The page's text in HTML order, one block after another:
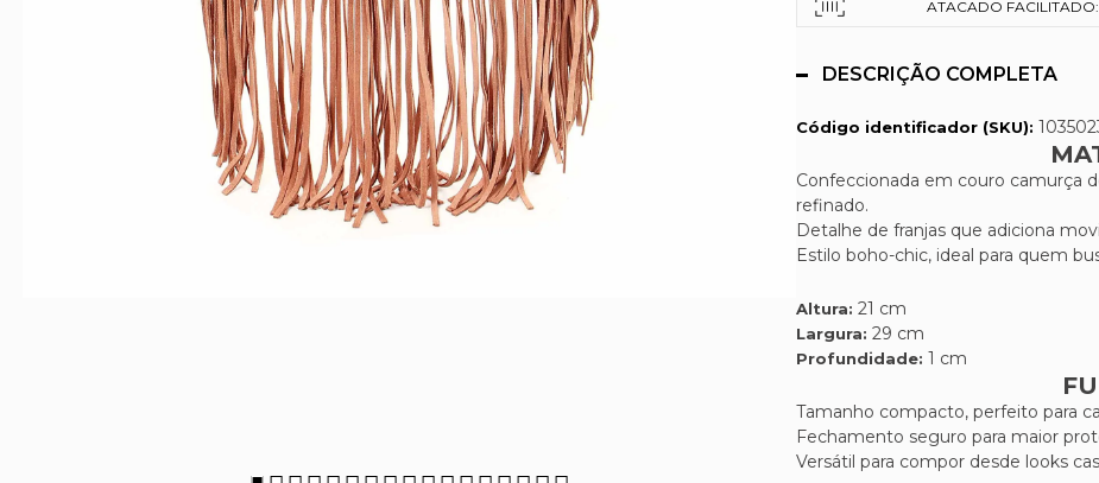
ATACADO
DESCRIÇÃO COMPLETA
Código identificador (SKU):
Confeccionada em couro camurça
refinado.
Detalhe de franjas que adiciona
Estilo boho-chic, ideal para quem
Altura: 21 cm
Largura: 29 cm
Profundidade: 1 cm
Tamanho compacto, perfeito para
Fechamento seguro para maior
Versátil para compor desde looks